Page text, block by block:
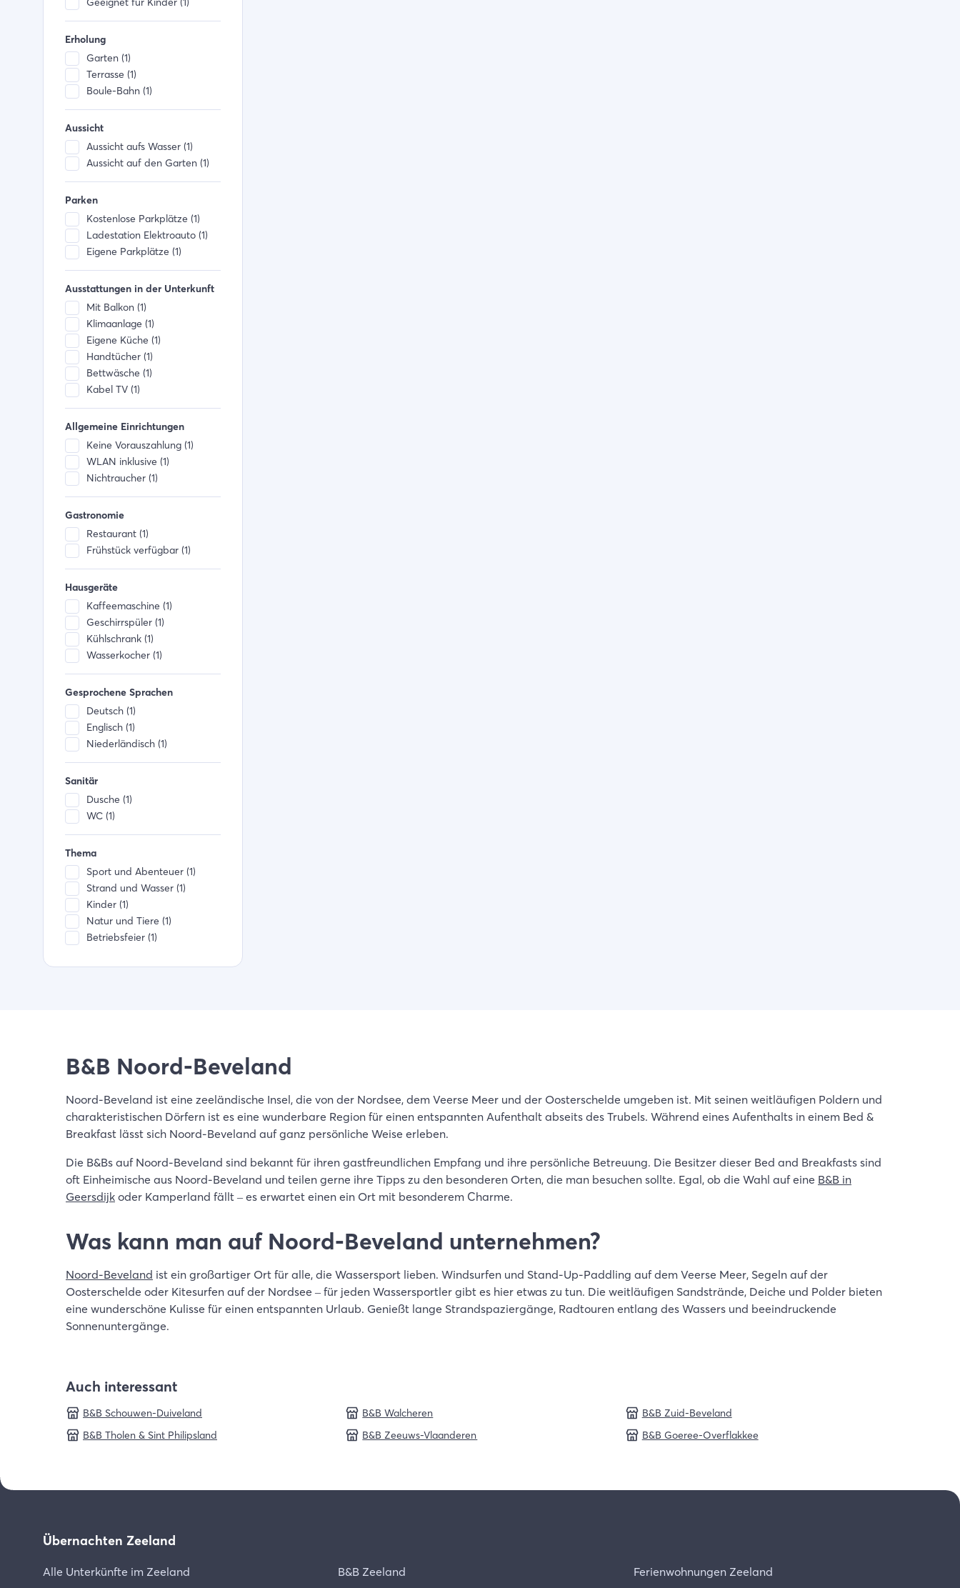
Erholung
Garten (1)
Terrasse (1)
Boule-Bahn (1)
Aussicht
Aussicht aufs Wasser (1)
Aussicht auf den Garten (1)
Parken
Kostenlose Parkplätze (1)
Ladestation Elektroauto (1)
Eigene Parkplätze (1)
Ausstattungen in der Unterkunft
Mit Balkon (1)
Klimaanlage (1)
Eigene Küche (1)
Handtücher (1)
Bettwäsche (1)
Kabel TV (1)
Allgemeine Einrichtungen
Keine Vorauszahlung (1)
WLAN inklusive (1)
Nichtraucher (1)
Gastronomie
Restaurant (1)
Frühstück verfügbar (1)
Hausgeräte
Kaffeemaschine (1)
Geschirrspüler (1)
Kühlschrank (1)
Wasserkocher (1)
Gesprochene Sprachen
Deutsch (1)
Englisch (1)
Niederländisch (1)
Sanitär
Dusche (1)
WC (1)
Thema
Sport und Abenteuer (1)
Strand und Wasser (1)
Kinder (1)
Natur und Tiere (1)
Betriebsfeier (1)
B&B Noord-Beveland
Noord-Beveland ist eine zeeländische Insel, die von der Nordsee, dem Veerse Meer und der Oosterschelde umgeben ist. Mit seinen weitläufigen Poldern und
charakteristischen Dörfern ist es eine wunderbare Region für einen entspannten Aufenthalt abseits des Trubels. Während eines Aufenthalts in einem Bed &
Breakfast lässt sich Noord-Beveland auf ganz persönliche Weise erleben.
Die B&Bs auf Noord-Beveland sind bekannt für ihren gastfreundlichen Empfang und ihre persönliche Betreuung. Die Besitzer dieser Bed and Breakfasts sind
oft Einheimische aus Noord-Beveland und teilen gerne ihre Tipps zu den besonderen Orten, die man besuchen sollte. Egal, ob die Wahl auf eine B&B in
Geersdijk oder Kamperland fällt – es erwartet einen ein Ort mit besonderem Charme.
Was kann man auf Noord-Beveland unternehmen?
Noord-Beveland ist ein großartiger Ort für alle, die Wassersport lieben. Windsurfen und Stand-Up-Paddling auf dem Veerse Meer, Segeln auf der
Oosterschelde oder Kitesurfen auf der Nordsee – für jeden Wassersportler gibt es hier etwas zu tun. Die weitläufigen Sandstrände, Deiche und Polder bieten
eine wunderschöne Kulisse für einen entspannten Urlaub. Genießt lange Strandspaziergänge, Radtouren entlang des Wassers und beeindruckende
Sonnenuntergänge.
Auch interessant
B&B Schouwen-Duiveland
B&B Tholen & Sint Philipsland
B&B Walcheren
B&B Zeeuws-Vlaanderen
B&B Zuid-Beveland
B&B Goeree-Overflakkee
Übernachten Zeeland
Alle Unterkünfte im Zeeland B&B Zeeland Ferienwohnungen Zeeland